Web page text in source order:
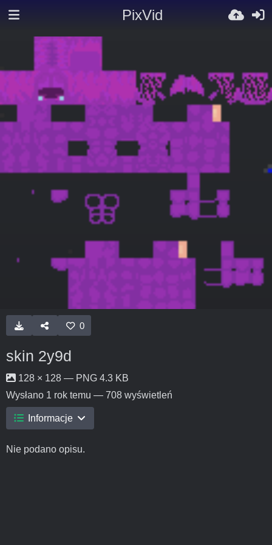
PixVid
0
skin 2y9d
128 × 128 — PNG 4.3 KB
Wysłano 1 rok temu — 708 wyświetleń
Informacje
Nie podano opisu.